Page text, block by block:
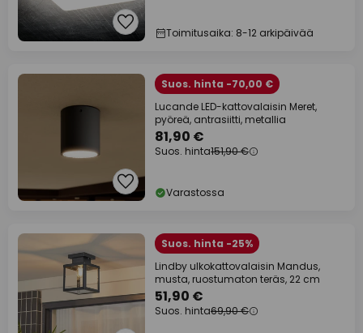
Toimitusaika: 8-12 arkipäivää
Suos. hinta -70,00 €
Lucande LED-kattovalaisin Meret,
pyöreä, antrasiitti, metallia
81,90 €
Suos. hinta151,90 €
Varastossa
Suos. hinta -25%
Lindby ulkokattovalaisin Mandus,
musta, ruostumaton teräs, 22 cm
51,90 €
Suos. hinta69,90 €